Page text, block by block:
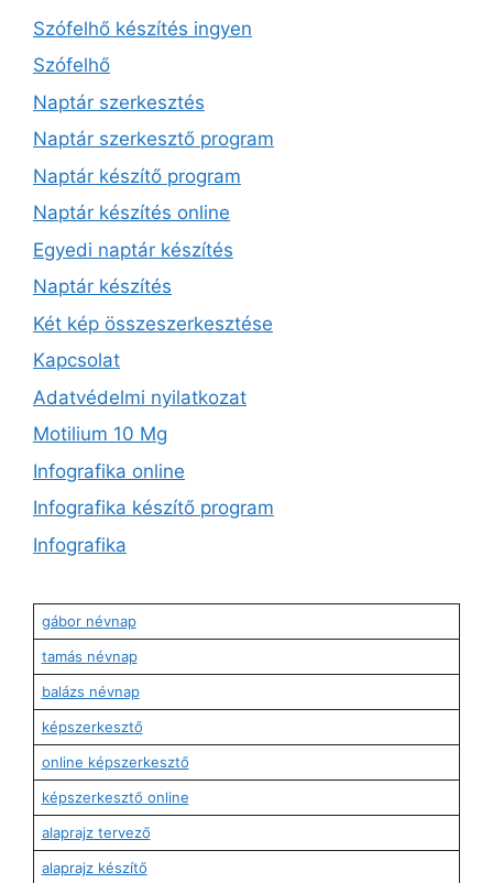
Szófelhő készítés ingyen
Szófelhő
Naptár szerkesztés
Naptár szerkesztő program
Naptár készítő program
Naptár készítés online
Egyedi naptár készítés
Naptár készítés
Két kép összeszerkesztése
Kapcsolat
Adatvédelmi nyilatkozat
Motilium 10 Mg
Infografika online
Infografika készítő program
Infografika
gábor névnap
tamás névnap
balázs névnap
képszerkesztő
online képszerkesztő
képszerkesztő online
alaprajz tervező
alaprajz készítő